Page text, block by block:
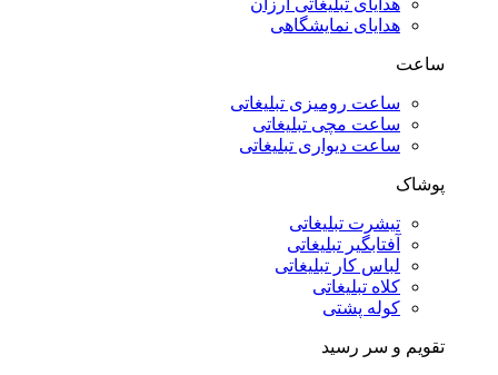
هدایای تبلیغاتی ارزان
هدایای نمایشگاهی
ساعت
ساعت رومیزی تبلیغاتی
ساعت مچی تبلیغاتی
ساعت دیواری تبلیغاتی
پوشاک
تیشرت تبلیغاتی
آفتابگیر تبلیغاتی
لباس کار تبلیغاتی
کلاه تبلیغاتی
کوله پشتی
تقویم و سر رسید